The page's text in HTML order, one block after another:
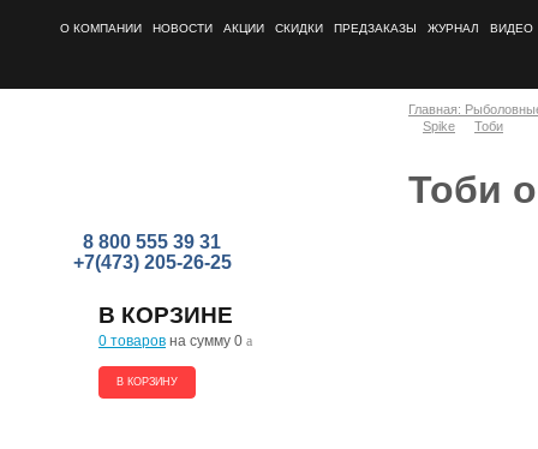
О КОМПАНИИ НОВОСТИ АКЦИИ СКИДКИ ПРЕДЗАКАЗЫ ЖУРНАЛ ВИДЕО
8 800 555 39 31
+7(473) 205-26-25
В КОРЗИНЕ
0 товаров на сумму 0 a
В КОРЗИНУ
Главная:
Spike
Тоби
Тоби